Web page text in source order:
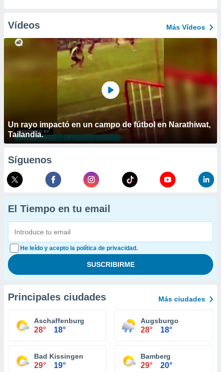
Vídeos Más Vídeos
Un rayo impactó en un campo de fútbol en Narathiwat,
Tailandia.
Síguenos
El Tiempo en tu email
He leído y acepto la política de privacidad.
Principales ciudades Más ciudades
Aschaffenburg
28° 18°
Augsburgo
28° 18°
Bad Kissingen
29° 19°
Bamberg
29° 20°